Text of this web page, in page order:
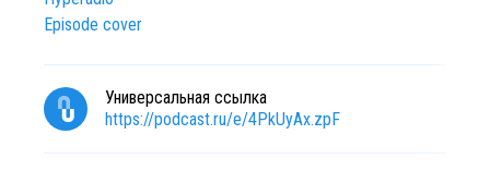
Episode cover
Универсальная ссылка
https://podcast.ru/e/4PkUyAx.zpF